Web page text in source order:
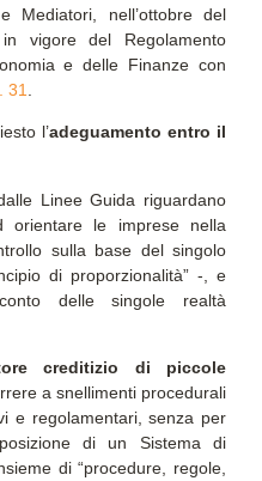
Mediatori, nell’ottobre del
vigore del Regolamento
e delle Finanze con
31
l’adeguamento entro il
Linee Guida riguardano
orientare le imprese nella
sulla base del singolo
di proporzionalità” -, e
delle singole realtà
creditizio di piccole
a snellimenti procedurali
e regolamentari, senza per
di un Sistema di
di “procedure, regole,